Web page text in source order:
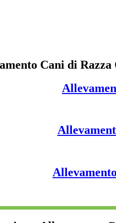
Cani di